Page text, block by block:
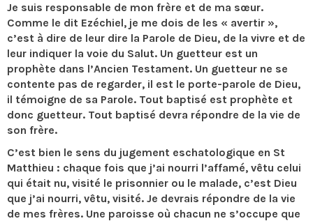
Je suis responsable de mon frère et de ma sœur.
Comme le dit Ezéchiel, je me dois de les « avertir »,
c’est à dire de leur dire la Parole de Dieu, de la vivre et de
leur indiquer la voie du Salut. Un guetteur est un
prophète dans l’Ancien Testament. Un guetteur ne se
contente pas de regarder, il est le porte-parole de Dieu,
il témoigne de sa Parole. Tout baptisé est prophète et
donc guetteur. Tout baptisé devra répondre de la vie de
son frère.
C’est bien le sens du jugement eschatologique en St
Matthieu : chaque fois que j’ai nourri l’affamé, vêtu celui
qui était nu, visité le prisonnier ou le malade, c’est Dieu
que j’ai nourri, vêtu, visité. Je devrais répondre de la vie
de mes frères. Une paroisse où chacun ne s’occupe que